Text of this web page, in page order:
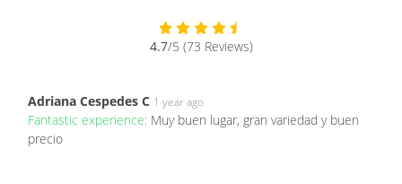
4.7/5 (73 Reviews)
Adriana Cespedes C 1 year ago
Fantastic experience: Muy buen lugar, gran variedad y buen
precio